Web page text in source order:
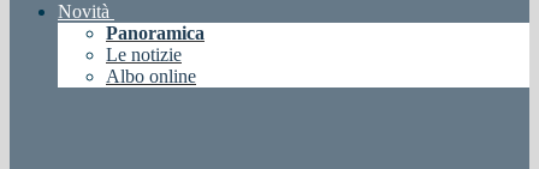
Novità
Panoramica
Le notizie
Albo online